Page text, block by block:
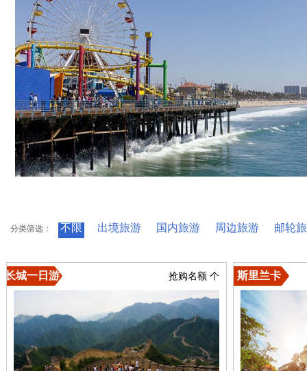
分类筛选： 不限 出境旅游 国内旅游 周边旅游 邮轮
长城一日游 抢购名额 个 斯里兰卡